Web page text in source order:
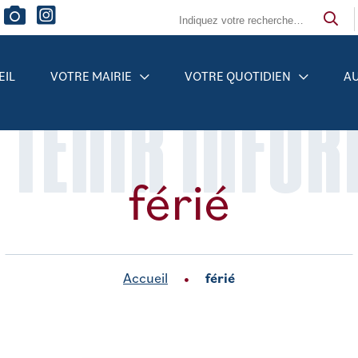
VOTRE MAIRIE VOTRE QUOTIDIEN
férié
Accueil férié